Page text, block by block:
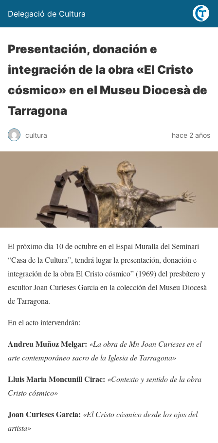
Delegació de Cultura
Presentación, donación e
integración de la obra «El Cristo
cósmico» en el Museu Diocesà de
Tarragona
cultura hace 2 años
El próximo día 10 de octubre en el Espai Muralla del Seminari
“Casa de la Cultura”, tendrá lugar la presentación, donación e
integración de la obra El Cristo cósmico” (1969) del presbítero y
escultor Joan Curieses Garcia en la colección del Museu Diocesà
de Tarragona.
En el acto intervendrán:
Andreu Muñoz Melgar: «La obra de Mn Joan Curieses en el
arte contemporáneo sacro de la Iglesia de Tarragona»
Lluis Maria Moncunill Cirac: «Contexto y sentido de la obra
Cristo cósmico»
Joan Curieses Garcia: «El Cristo cósmico desde los ojos del
artista»